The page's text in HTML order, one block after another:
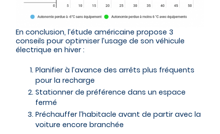
En conclusion, l’étude américaine propose 3
conseils pour optimiser l’usage de son véhicule
électrique en hiver :
Planifier à l’avance des arrêts plus fréquents
pour la recharge
Stationner de préférence dans un espace
fermé
Préchauffer l’habitacle avant de partir avec la
voiture encore branchée